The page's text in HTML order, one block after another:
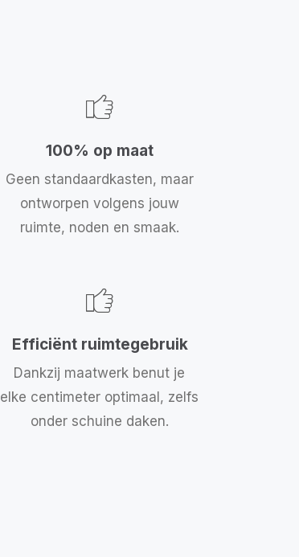
100% op maat
Geen standaardkasten, maar
ontworpen volgens jouw
ruimte, noden en smaak.
Efficiënt ruimtegebruik
Dankzij maatwerk benut je
elke centimeter optimaal, zelfs
onder schuine daken.